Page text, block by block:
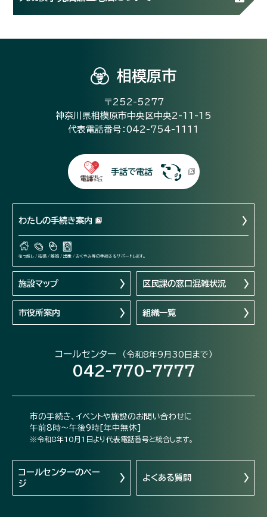
相模原市
〒252-5277
神奈川県相模原市中央区中央2-11-15
代表電話番号：042-754-1111
手話で電話
わたしの手続き案内
引っ越し / 結婚 / 離婚 / 出産 / おくやみ等の手続きをサポートします。
施設マップ 区民課の窓口混雑状況
市役所案内 組織一覧
コールセンター （令和8年9月30日まで）
042-770-7777
市の手続き、イベントや施設のお問い合わせに
午前8時～午後9時[年中無休]
※令和8年10月1日より代表電話番号と統合します。
コールセンターのペー
ジ
よくある質問